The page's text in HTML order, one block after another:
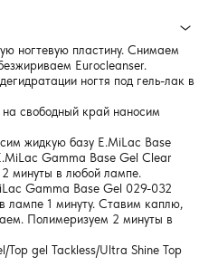
ногтевую пластину. Снимаем
Eurocleanser.
ногтя под гель-лак в
свободный край наносим
жидкую базу E.MiLac Base
Gamma Base Gel Clear
минуты в любой лампе.
Gamma Base Gel 029-032
лампе 1 минуту. Ставим каплю,
Полимеризуем 2 минуты в
gel Tackless/Ultra Shine Top